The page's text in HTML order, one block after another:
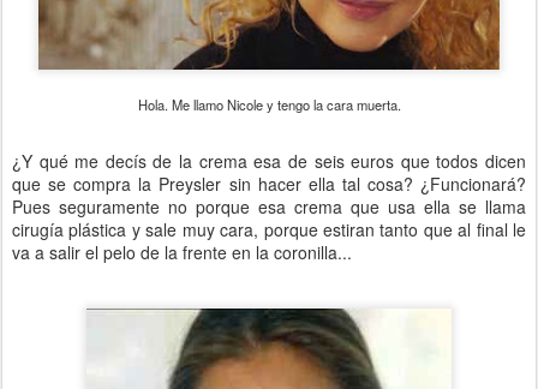
Hola. Me llamo Nicole y tengo la cara muerta.
¿Y qué me decís de la crema esa de seis euros que todos dicen
que se compra la Preysler sin hacer ella tal cosa? ¿Funcionará?
Pues seguramente no porque esa crema que usa ella se llama
cirugía plástica y sale muy cara, porque estiran tanto que al final le
va a salir el pelo de la frente en la coronilla...